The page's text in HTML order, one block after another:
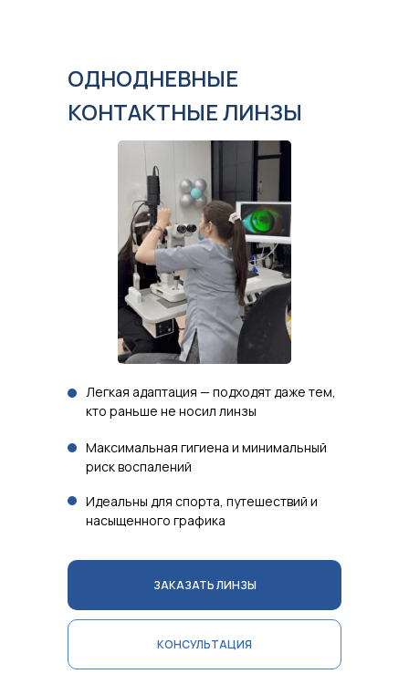
ОДНОДНЕВНЫЕ
КОНТАКТНЫЕ ЛИНЗЫ
Максимальная гигиена и минимальный
риск воспалений
Легкая адаптация — подходят даже тем,
кто раньше не носил линзы
КОНСУЛЬТАЦИЯ
Идеальны для спорта, путешествий и
насыщенного графика
ЗАКАЗАТЬ ЛИНЗЫ